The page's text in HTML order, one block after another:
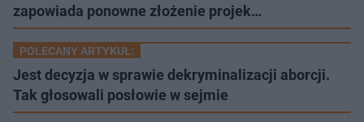
zapowiada ponowne złożenie projek…
POLECANY ARTYKUŁ:
Jest decyzja w sprawie dekryminalizacji aborcji.
Tak głosowali posłowie w sejmie